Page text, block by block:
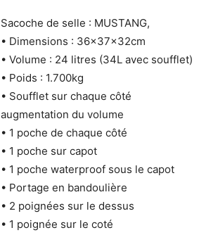
Sacoche de selle : MUSTANG,
• Dimensions : 36x37x32cm
• Volume : 24 litres (34L avec soufflet)
• Poids : 1.700kg
• Soufflet sur chaque côté
augmentation du volume
• 1 poche de chaque côté
• 1 poche sur capot
• 1 poche waterproof sous le capot
• Portage en bandoulière
• 2 poignées sur le dessus
• 1 poignée sur le coté